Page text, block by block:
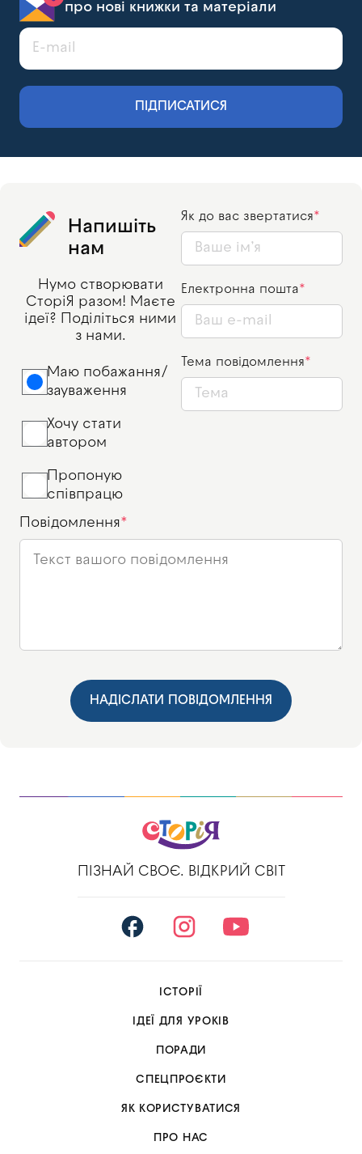
про нові книжки та матеріали
ПІДПИСАТИСЯ
Напишіть
нам
Нумо створювати
СторіЯ разом! Маєте
ідеї? Поділіться ними
з нами.
Маю побажання/
зауваження
Хочу стати
автором
Пропоную
співпрацю
Як до вас звертатися
Електронна пошта
Тема повідомлення
Повідомлення
НАДІСЛАТИ ПОВІДОМЛЕННЯ
ПІЗНАЙ СВОЄ. ВІДКРИЙ СВІТ
ІСТОРІЇ
ІДЕЇ ДЛЯ УРОКІВ
ПОРАДИ
СПЕЦПРОЄКТИ
ЯК КОРИСТУВАТИСЯ
ПРО НАС